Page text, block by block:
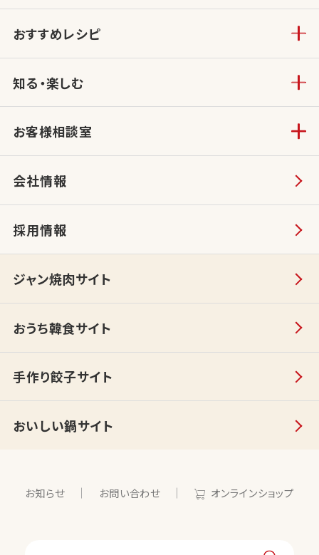
おすすめレシピ
知る・楽しむ
お客様相談室
会社情報
採用情報
ジャン焼肉サイト
おうち韓食サイト
手作り餃子サイト
おいしい鍋サイト
お知らせ お問い合わせ オンラインショップ